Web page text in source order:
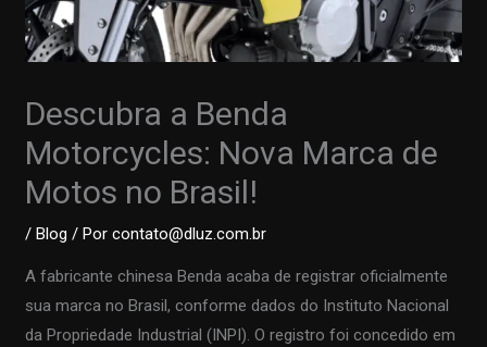
Descubra a Benda
Motorcycles: Nova Marca de
Motos no Brasil!
/ Blog / Porcontato@dluz.com.br
A fabricante chinesa Benda acaba de registrar oficialmente
sua marca no Brasil, conforme dados do Instituto Nacional
da Propriedade Industrial (INPI). O registro foi concedido em